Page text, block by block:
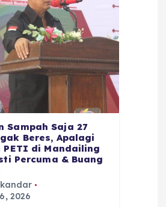
Sampah Saja 27
Beres, Apalagi
PETI di Mandailing
Percuma & Buang
2026